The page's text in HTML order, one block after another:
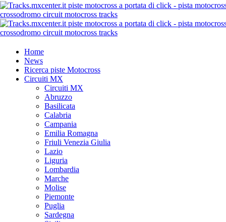
Home
News
Ricerca piste Motocross
Circuiti MX
Circuiti MX
Abruzzo
Basilicata
Calabria
Campania
Emilia Romagna
Friuli Venezia Giulia
Lazio
Liguria
Lombardia
Marche
Molise
Piemonte
Puglia
Sardegna